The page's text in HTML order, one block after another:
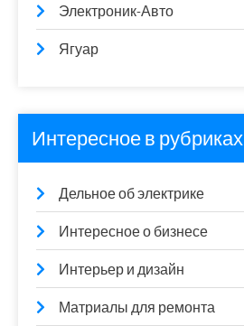
Электроник-Авто
Ягуар
Интересное в рубриках
Дельное об электрике
Интересное о бизнесе
Интерьер и дизайн
Матриалы для ремонта